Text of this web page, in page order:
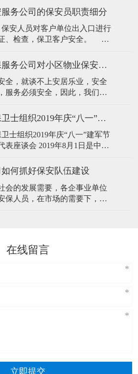
务公司的保安员职责细分
人员对客户单位出入口进行
、检查，保卫客户安全。
进入。 ②根据客户的要求
员、车辆携带或装运的物品进
防止客户单位财物损失。 ③
出入车辆，清理无关人员，维
东莞安保服务公司对小区物业保安服务内容的讲解
，就谈不上安居乐业，安全
服务必须安全，因此，我们将
体项目、管理服务的特点，制
理、严密的治安管理运行体
派出所建立警企共建关系，并
官”兼任我安全管理部指导员，
法
广东中保卫士组织2019年庆“八一”建军节 退伍军人代表座谈会
年8月1日是中国
扬我司拥军优属的优良传统，
经理江总带来了他
何抓好保安队伍建设
的发展需要，各企事业单位
保人员，在市场的需要下，各
司要注意保安队伍建设与培
在线留言
立即提交